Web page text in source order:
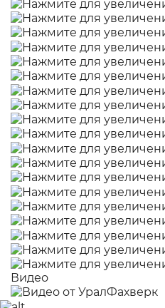
Видео